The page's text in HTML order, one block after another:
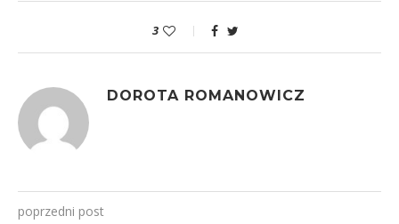
3
DOROTA ROMANOWICZ
poprzedni post